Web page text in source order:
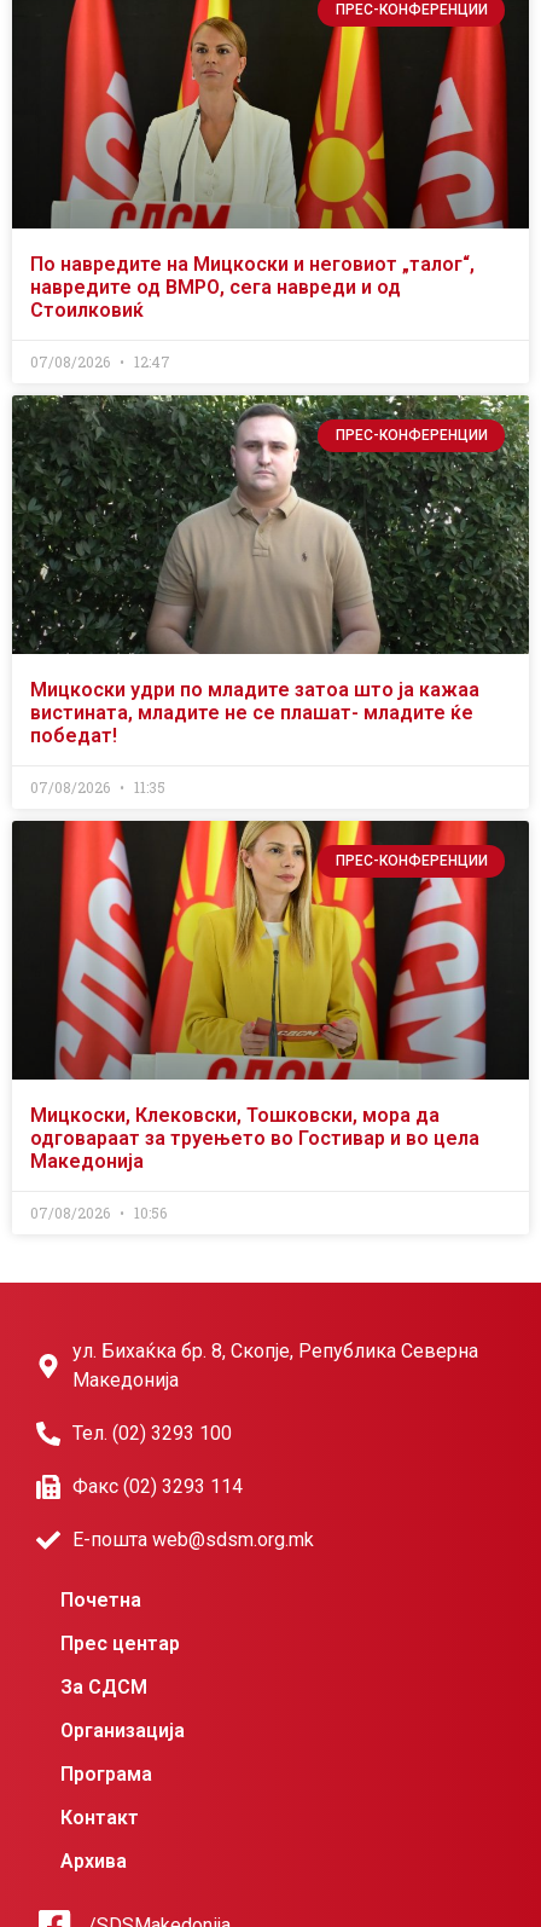
ПРЕС-КОНФЕРЕНЦИИ
По навредите на Мицкоски и неговиот „талог“,
навредите од ВМРО, сега навреди и од
Стоилковиќ
07/08/2026 12:47
ПРЕС-КОНФЕРЕНЦИИ
Мицкоски удри по младите затоа што ја кажаа
вистината, младите не се плашат- младите ќе
победат!
07/08/2026 11:35
ПРЕС-КОНФЕРЕНЦИИ
Мицкоски, Клековски, Тошковски, мора да
одговараат за труењето во Гостивар и во цела
Македонија
07/08/2026 10:56
ул. Бихаќка бр. 8, Скопје, Република Северна
Македонија
Тел. (02) 3293 100
Факс (02) 3293 114
Е-пошта web@sdsm.org.mk
Почетна
Прес центар
За СДСМ
Организација
Програма
Контакт
Архива